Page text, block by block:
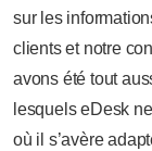
sur les
clients et notre
avons été tout
lesquels eDesk
où il s’avère